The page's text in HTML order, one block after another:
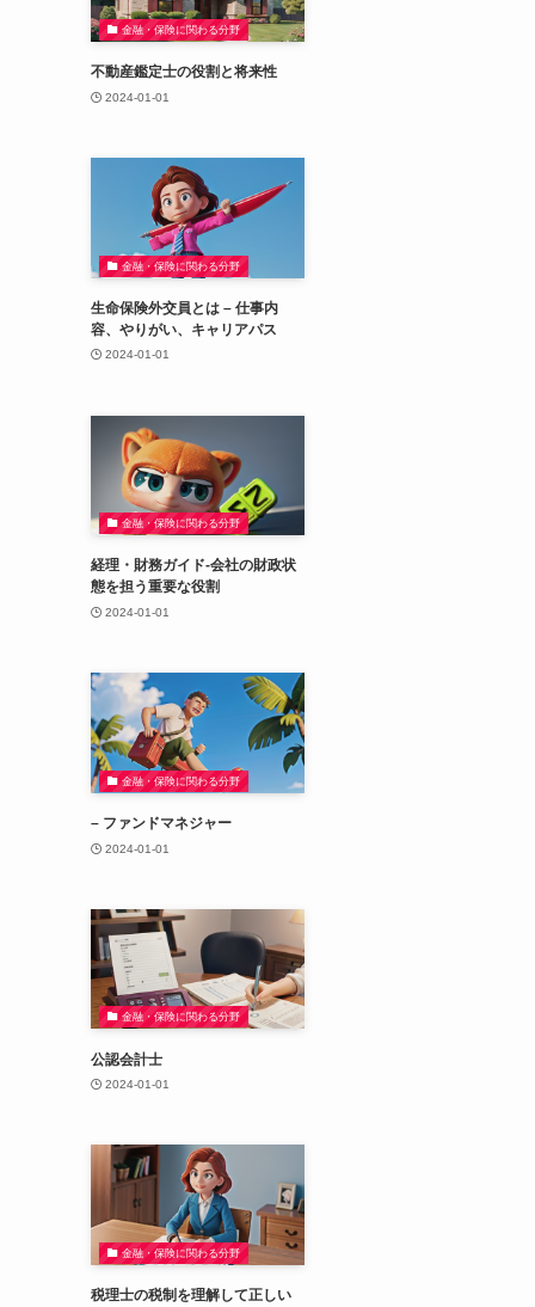
金融・保険に関わる分野
不動産鑑定士の役割と将来性
2024-01-01
金融・保険に関わる分野
生命保険外交員とは – 仕事内
容、やりがい、キャリアパス
2024-01-01
金融・保険に関わる分野
経理・財務ガイド-会社の財政状
態を担う重要な役割
2024-01-01
金融・保険に関わる分野
– ファンドマネジャー
2024-01-01
金融・保険に関わる分野
公認会計士
2024-01-01
金融・保険に関わる分野
税理士の税制を理解して正しい